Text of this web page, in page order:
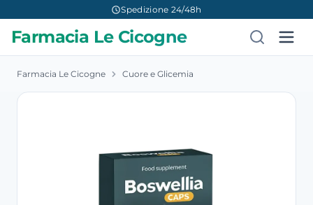
Spedizione 24/48h
Farmacia Le Cicogne
Farmacia Le Cicogne Cuore e Glicemia